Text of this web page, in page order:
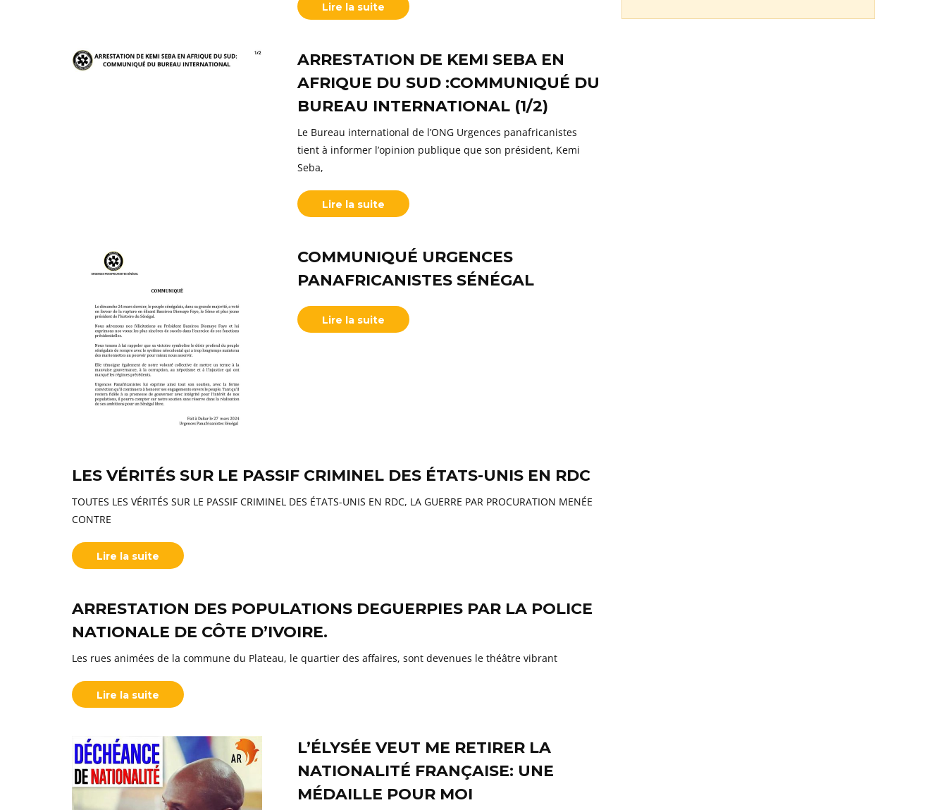
Lire la suite
ARRESTATION DE KEMI SEBA EN
AFRIQUE DU SUD :COMMUNIQUÉ DU
BUREAU INTERNATIONAL (1/2)
Le Bureau international de l’ONG Urgences panafricanistes
tient à informer l’opinion publique que son président, Kemi
Seba,
Lire la suite
COMMUNIQUÉ URGENCES
PANAFRICANISTES SÉNÉGAL
Lire la suite
LES VÉRITÉS SUR LE PASSIF CRIMINEL DES ÉTATS-UNIS EN RDC
TOUTES LES VÉRITÉS SUR LE PASSIF CRIMINEL DES ÉTATS-UNIS EN RDC, LA GUERRE PAR PROCURATION MENÉE
CONTRE
Lire la suite
ARRESTATION DES POPULATIONS DEGUERPIES PAR LA POLICE
NATIONALE DE CÔTE D’IVOIRE.
Les rues animées de la commune du Plateau, le quartier des affaires, sont devenues le théâtre vibrant
Lire la suite
L’ÉLYSÉE VEUT ME RETIRER LA
NATIONALITÉ FRANÇAISE: UNE
MÉDAILLE POUR MOI